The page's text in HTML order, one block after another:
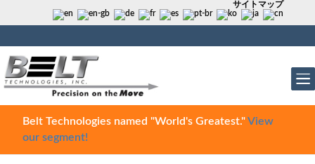
サイトマップ
Belt Technologies named "World's Greatest."View
our segment!